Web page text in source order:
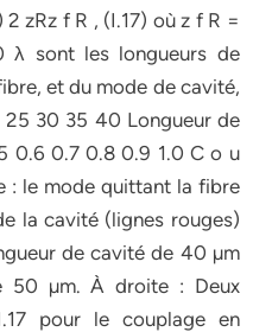
zRz f R , (I.17) où z f R =
sont les longueurs de
et du mode de cavité,
30 35 40 Longueur de
0.6 0.7 0.8 0.9 1.0 C o u
: le mode quittant la fibre
la cavité (lignes rouges)
de cavité de 40 µm
50 µm. À droite : Deux
pour le couplage en